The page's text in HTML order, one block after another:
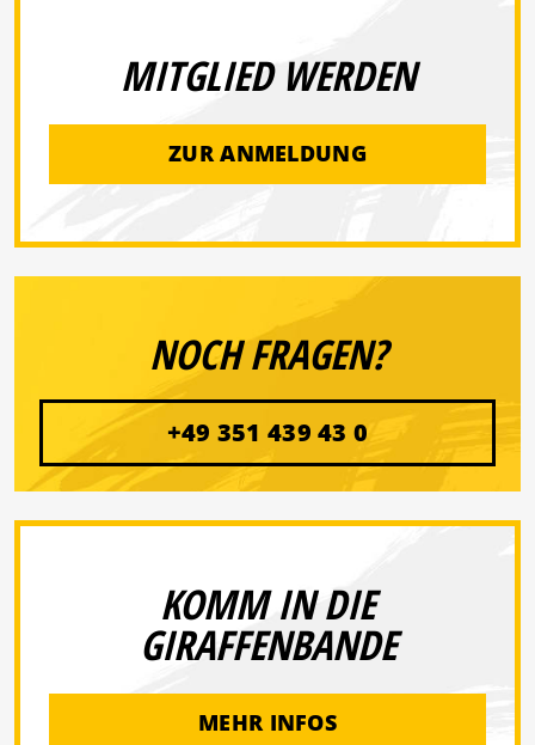
MITGLIED WERDEN
ZUR ANMELDUNG
NOCH FRAGEN?
+49 351 439 43 0
KOMM IN DIE
GIRAFFENBANDE
MEHR INFOS